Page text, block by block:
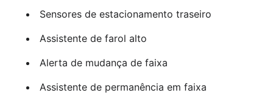
Sensores de estacionamento traseiro
Assistente de farol alto
Alerta de mudança de faixa
Assistente de permanência em faixa